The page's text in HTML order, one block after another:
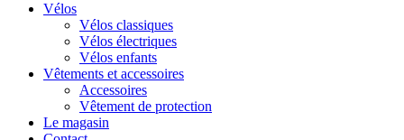
Vélos
Vélos classiques
Vélos électriques
Vélos enfants
Vêtements et accessoires
Accessoires
Vêtement de protection
Le magasin